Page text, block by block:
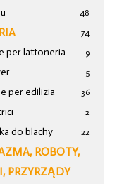
48
74
per lattoneria 9
5
per edilizia 36
2
do blachy 22
ROBOTY,
PRZYRZĄDY